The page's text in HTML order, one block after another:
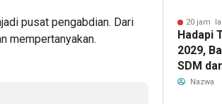
pusat pengabdian. Dari
mempertanyakan.
20 jam
Hadapi
2029,
SDM
Nazwa